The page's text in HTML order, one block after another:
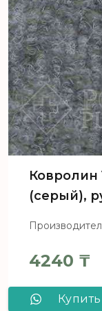
Ковролин
(серый),
4240 ₸